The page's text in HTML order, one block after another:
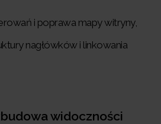
i poprawa mapy witryny,
nagłówków i linkowania
widoczności